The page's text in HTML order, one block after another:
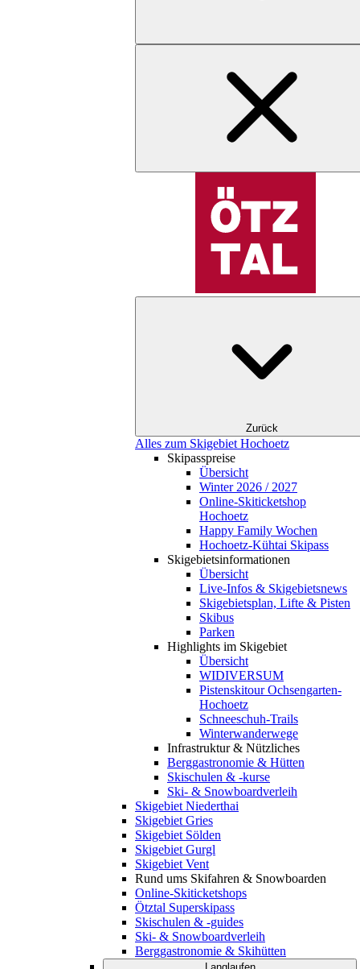
Zurück
Alles zum Skigebiet Hochoetz
Skipasspreise
Übersicht
Winter 2026 / 2027
Online-Skiticketshop
Hochoetz
Happy Family Wochen
Hochoetz-Kühtai Skipass
Skigebietsinformationen
Übersicht
Live-Infos & Skigebietsnews
Skigebietsplan, Lifte & Pisten
Skibus
Parken
Highlights im Skigebiet
Übersicht
WIDIVERSUM
Pistenskitour Ochsengarten-
Hochoetz
Schneeschuh-Trails
Winterwanderwege
Infrastruktur & Nützliches
Berggastronomie & Hütten
Skischulen & -kurse
Ski- & Snowboardverleih
Skigebiet Niederthai
Skigebiet Gries
Skigebiet Sölden
Skigebiet Gurgl
Skigebiet Vent
Rund ums Skifahren & Snowboarden
Online-Skiticketshops
Ötztal Superskipass
Skischulen & -guides
Ski- & Snowboardverleih
Berggastronomie & Skihütten